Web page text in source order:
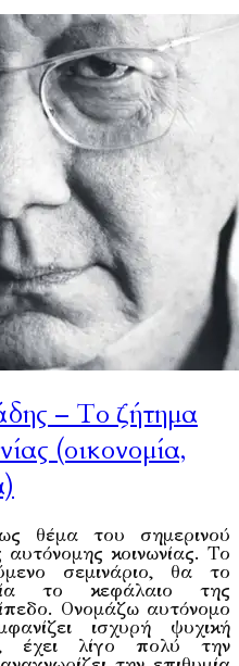
– Το ζήτημα
(οικονομία,
θέμα του σημερινού
κοινωνίας. Το
σεμινάριο, θα το
το κεφάλαιο της
Ονομάζω αυτόνομο
ισχυρή ψυχική
έχει λίγο πολύ την